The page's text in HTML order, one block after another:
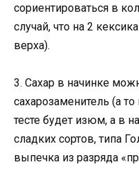
сориентироваться в
случай, что на 2
верха).
3. Сахар в начинке
сахарозаменитель (а
тесте будет изюм, а в
сладких сортов, типа
выпечка из разряда